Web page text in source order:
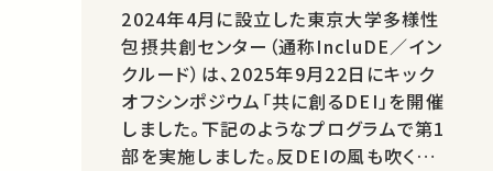
2024年4月に設立した東京大学多様性
包摂共創センター（通称IncluDE／イン
クルード）は、2025年9月22日にキック
オフシンポジウム「共に創るDEI」を開催
しました。下記のようなプログラムで第1
部を実施しました。反DEIの風も吹く中、